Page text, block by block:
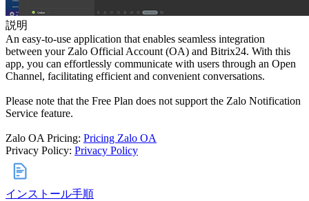
説明
An easy-to-use application that enables seamless integration
between your Zalo Official Account (OA) and Bitrix24. With this
app, you can effortlessly communicate with users through an Open
Channel, facilitating efficient and convenient conversations.
Please note that the Free Plan does not support the Zalo Notification
Service feature.
Zalo OA Pricing: Pricing Zalo OA
Privacy Policy: Privacy Policy
インストール手順